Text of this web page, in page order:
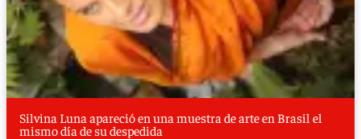
Silvina Luna apareció en una muestra de arte en Brasil el
mismo día de su despedida